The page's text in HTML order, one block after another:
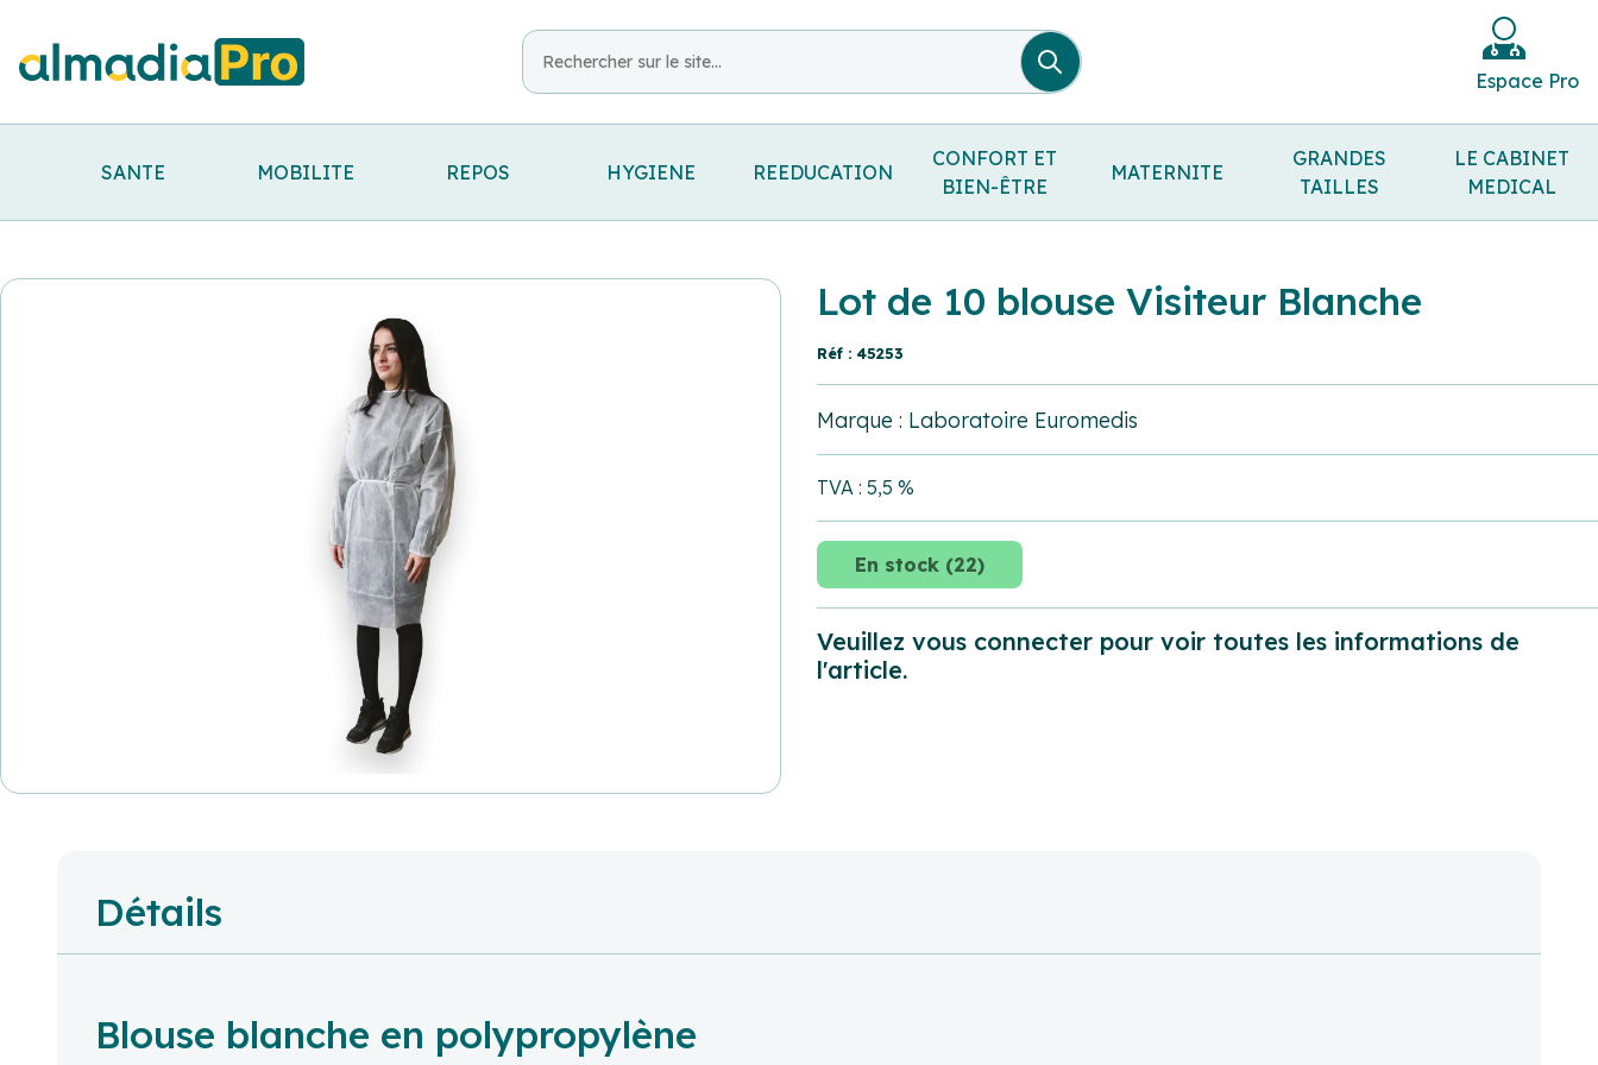
Espace Pro
SANTE MOBILITE REPOS HYGIENE REEDUCATION
CONFORT ET
BIEN-ÊTRE
MATERNITE
GRANDES
TAILLES
LE CABINET
MEDICAL
Lot de 10 blouse Visiteur Blanche
Réf : 45253
Marque : Laboratoire Euromedis
TVA : 5,5 %
En stock (22)
Veuillez vous connecter pour voir toutes les informations de
l'article.
Détails
Blouse blanche en polypropylène